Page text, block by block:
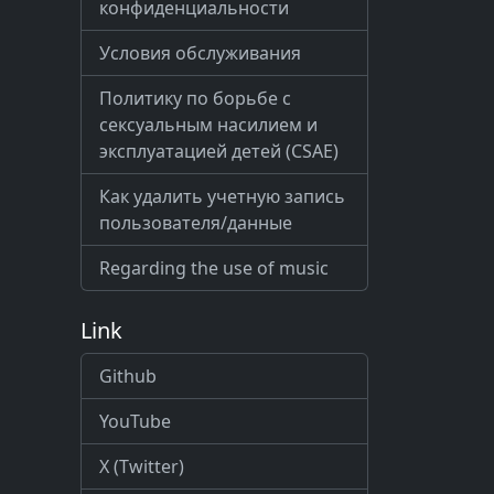
конфиденциальности
Условия обслуживания
Политику по борьбе с
сексуальным насилием и
эксплуатацией детей (CSAE)
Как удалить учетную запись
пользователя/данные
Regarding the use of music
Link
Github
YouTube
X (Twitter)